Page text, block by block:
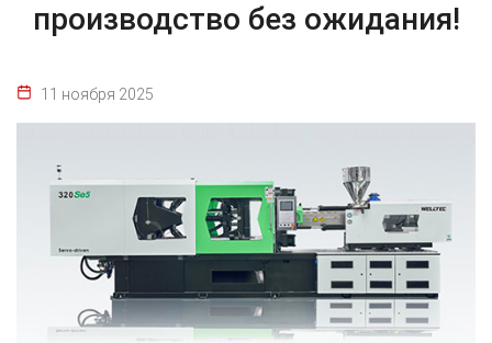
производство без ожидания!
11 ноября 2025